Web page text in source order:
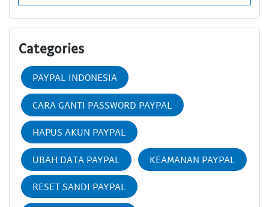
Categories
PAYPAL INDONESIA
CARA GANTI PASSWORD PAYPAL
HAPUS AKUN PAYPAL
UBAH DATA PAYPAL KEAMANAN PAYPAL
RESET SANDI PAYPAL